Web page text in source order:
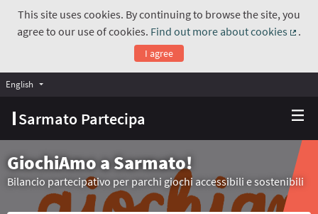
This site uses cookies. By continuing to browse the site, you
agree to our use of cookies. Find out more about cookies
.
I agree
Sarmato Partecipa
English Choose language
GiochiAmo a Sarmato!
Bilancio partecipativo per parchi giochi accessibili e sostenibili